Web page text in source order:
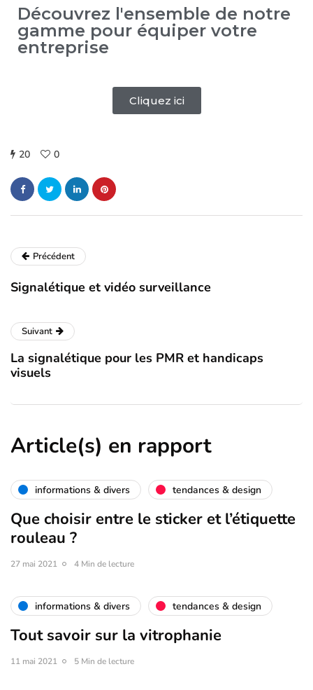
Découvrez l'ensemble de notre
gamme pour équiper votre
entreprise
Cliquez ici
20 0
Précédent
Signalétique et vidéo surveillance
Suivant
La signalétique pour les PMR et handicaps
visuels
Article(s) en rapport
informations & divers tendances & design
Que choisir entre le sticker et l’étiquette
rouleau ?
27 mai 2021 4 Min de lecture
informations & divers tendances & design
Tout savoir sur la vitrophanie
11 mai 2021 5 Min de lecture